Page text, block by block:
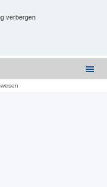
verbergen